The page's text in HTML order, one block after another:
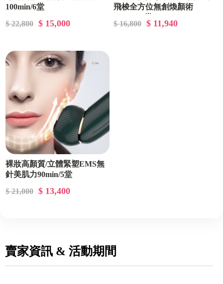
100min/6堂
$ 22,800
$ 15,000
飛梭全方位無創煥顏術
$ 16,800 $ 11,940
裸妝高顏質/立體緊塑EMS無
針美肌力90min/5堂
$ 21,000
$ 13,400
賣家資訊 & 活動期間